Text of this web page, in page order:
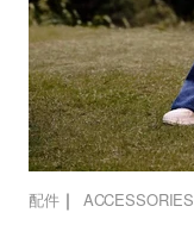
配件｜ ACCESSORIES